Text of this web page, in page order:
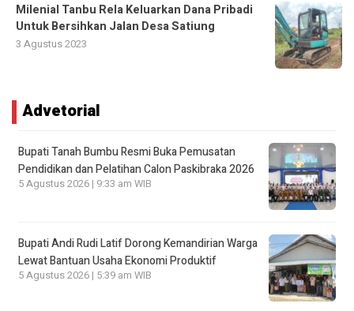
Milenial Tanbu Rela Keluarkan Dana Pribadi
Untuk Bersihkan Jalan Desa Satiung
3 Agustus 2023
Advetorial
Bupati Tanah Bumbu Resmi Buka Pemusatan
Pendidikan dan Pelatihan Calon Paskibraka 2026
5 Agustus 2026 | 9:33 am WIB
Bupati Andi Rudi Latif Dorong Kemandirian Warga
Lewat Bantuan Usaha Ekonomi Produktif
5 Agustus 2026 | 5:39 am WIB